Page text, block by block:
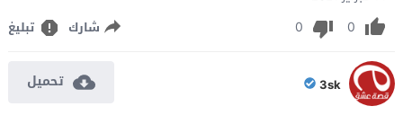
0
0 شارك تبليغ
3sk تحميل